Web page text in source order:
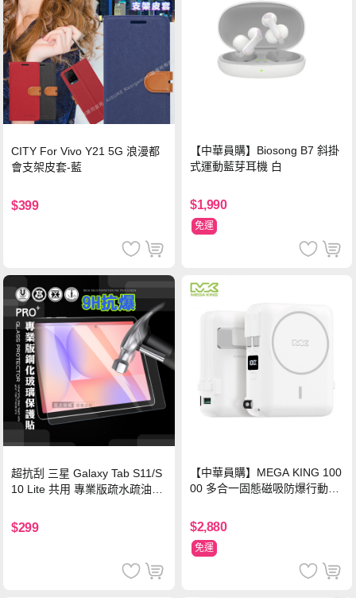
CITY For Vivo Y21 5G 浪漫都
會支架皮套-藍
$399
【中華員購】Biosong B7 斜掛
式運動藍芽耳機 白
$1,990
免運
超抗刮 三星 Galaxy Tab S11/S
10 Lite 共用 專業版疏水疏油9H
$299
【中華員購】MEGA KING 100
00 多合一固態磁吸防爆行動電
$2,880
免運